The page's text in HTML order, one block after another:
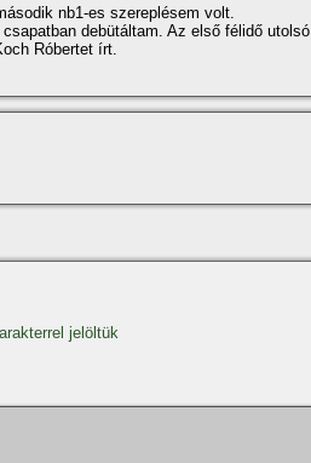
nb1-es szereplésem volt.
debütáltam. Az első félidő utolsó
Róbertet í­rt.
jelöltük